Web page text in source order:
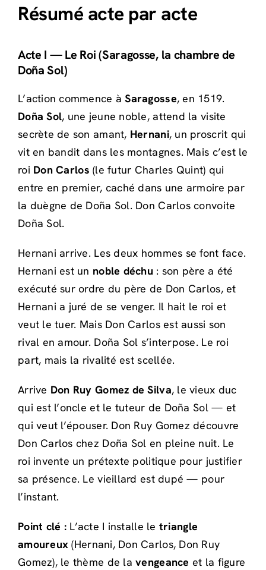
Résumé acte par acte
Acte I — Le Roi (Saragosse, la chambre de
Doña Sol)
L’action commence àSaragosse, en 1519.
Doña Sol, une jeune noble, attend la visite
secrète de son amant, Hernani, un proscrit qui
vit en bandit dans les montagnes. Mais c’est le
roi Don Carlos (le futur Charles Quint) qui
entre en premier, caché dans une armoire par
la duègne de Doña Sol. Don Carlos convoite
Doña Sol.
Hernani arrive. Les deux hommes se font face.
Hernani est un noble déchu : son père a été
exécuté sur ordre du père de Don Carlos, et
Hernani a juré de se venger. Il hait le roi et
veut le tuer. Mais Don Carlos est aussi son
rival en amour. Doña Sol s’interpose. Le roi
part, mais la rivalité est scellée.
Arrive Don Ruy Gomez de Silva, le vieux duc
qui est l’oncle et le tuteur de Doña Sol — et
qui veut l’épouser. Don Ruy Gomez découvre
Don Carlos chez Doña Sol en pleine nuit. Le
roi invente un prétexte politique pour justifier
sa présence. Le vieillard est dupé — pour
l’instant.
Point clé :L’acte I installe le triangle
amoureux (Hernani, Don Carlos, Don Ruy
Gomez), le thème de lavengeance et la figure